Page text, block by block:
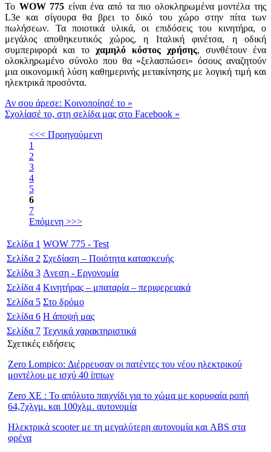
Το WOW 775 είναι ένα από τα πιο ολοκληρωμένα μοντέλα της
L3e και σίγουρα θα βρει το δικό του χώρο στην πίτα των
πωλήσεων. Τα ποιοτικά υλικά, οι επιδόσεις του κινητήρα, ο
μεγάλος αποθηκευτικός χώρος, η Ιταλική φινέτσα, η οδική
συμπεριφορά και το χαμηλό κόστος χρήσης, συνθέτουν ένα
ολοκληρωμένο σύνολο που θα «ξελασπώσει» όσους αναζητούν
μια οικονομική λύση καθημερινής μετακίνησης με λογική τιμή και
ηλεκτρικά προσόντα.
Αν σου άρεσε: Κοινοποίησέ το »
Σχολίασέ το, στη σελίδα μας στο Facebook »
<<< Προηγούμενη
1
2
3
4
5
6
7
Επόμενη >>>
Σελίδα 1 WOW 775 - Test
Σελίδα 2 Σχεδίαση – Ποιότητα κατασκευής
Σελίδα 3 Aνεση - Εργονομία
Σελίδα 4 Κινητήρας – μπαταρία – περιφερειακά
Σελίδα 5 Στο δρόμο
Σελίδα 6 Η άποψή μας
Σελίδα 7 Τεχνικά χαρακτηριστικά
Σχετικές ειδήσεις
Zero Lompico: Διέρρευσαν οι πατέντες του νέου ηλεκτρικού
μοντέλου με ισχύ 40 ίππων
Zero XE : Το απόλυτο παιχνίδι για το χώμα με κορυφαία ροπή
64,7χλγμ. και 100χλμ. αυτονομία
Ηλεκτρικά scooter με τη μεγαλύτερη αυτονομία και ABS στα
φρένα